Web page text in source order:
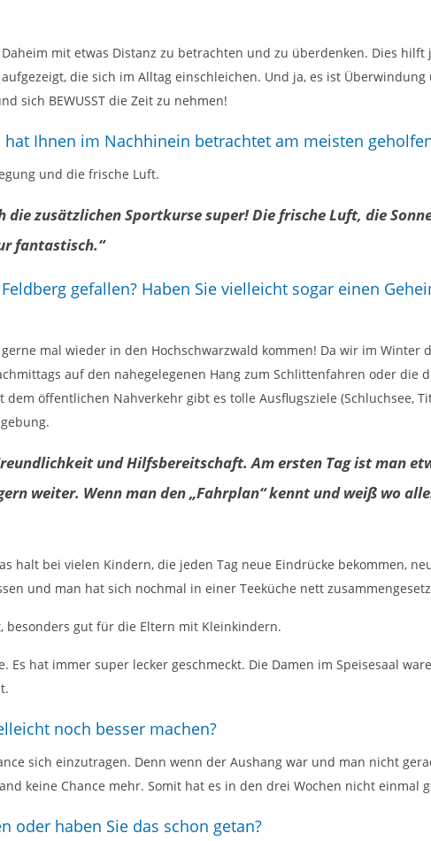
mit etwas Distanz zu betrachten und zu überdenken. Dies
die sich im Alltag einschleichen. Und ja, es ist
sich BEWUSST die Zeit zu nehmen!
Ihnen im Nachhinein betrachtet am meisten
und die frische Luft.
zusätzlichen Sportkurse super! Die frische Luft, die
fantastisch.“
gefallen? Haben Sie vielleicht sogar einen
mal wieder in den Hochschwarzwald kommen! Da wir im Winter
auf den nahegelegenen Hang zum Schlittenfahren oder die
öffentlichen Nahverkehr gibt es tolle Ausflugsziele (Schluchsee,
und Hilfsbereitschaft. Am ersten Tag ist man
weiter. Wenn man den „Fahrplan“ kennt und weiß wo
halt bei vielen Kindern, die jeden Tag neue Eindrücke bekommen,
und man hat sich nochmal in einer Teeküche nett
besonders gut für die Eltern mit Kleinkindern.
Es hat immer super lecker geschmeckt. Die Damen im Speisesaal
noch besser machen?
sich einzutragen. Denn wenn der Aushang war und man nicht
keine Chance mehr. Somit hat es in den drei Wochen nicht einmal
oder haben Sie das schon getan?